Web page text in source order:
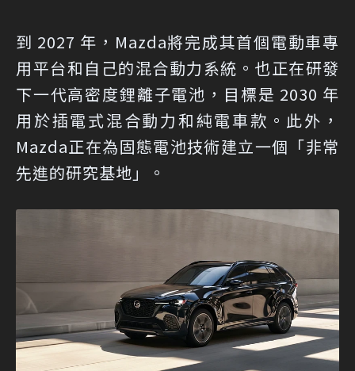
到 2027 年，Mazda將完成其首個電動車專
用平台和自己的混合動力系統。也正在研發
下一代高密度鋰離子電池，目標是 2030 年
用於插電式混合動力和純電車款。此外，
Mazda正在為固態電池技術建立一個「非常
先進的研究基地」。